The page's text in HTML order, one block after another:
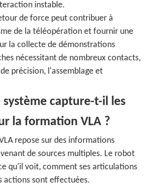
instable.
de force peut contribuer à
de la téléopération et fournir une
la collecte de démonstrations
nécessitant de nombreux contacts,
précision, l'assemblage et
capture-t-il les
la formation VLA ?
repose sur des informations
de sources multiples. Le robot
qu'il voit, comment ses articulations
actions sont effectuées.